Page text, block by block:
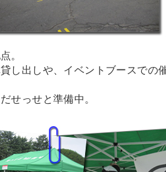
。
し出しや、イベントブースでの
せっせと準備中。